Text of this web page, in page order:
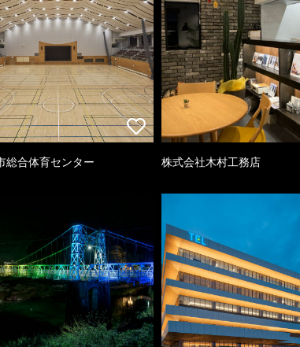
総合体育センター 株式会社木村工務店